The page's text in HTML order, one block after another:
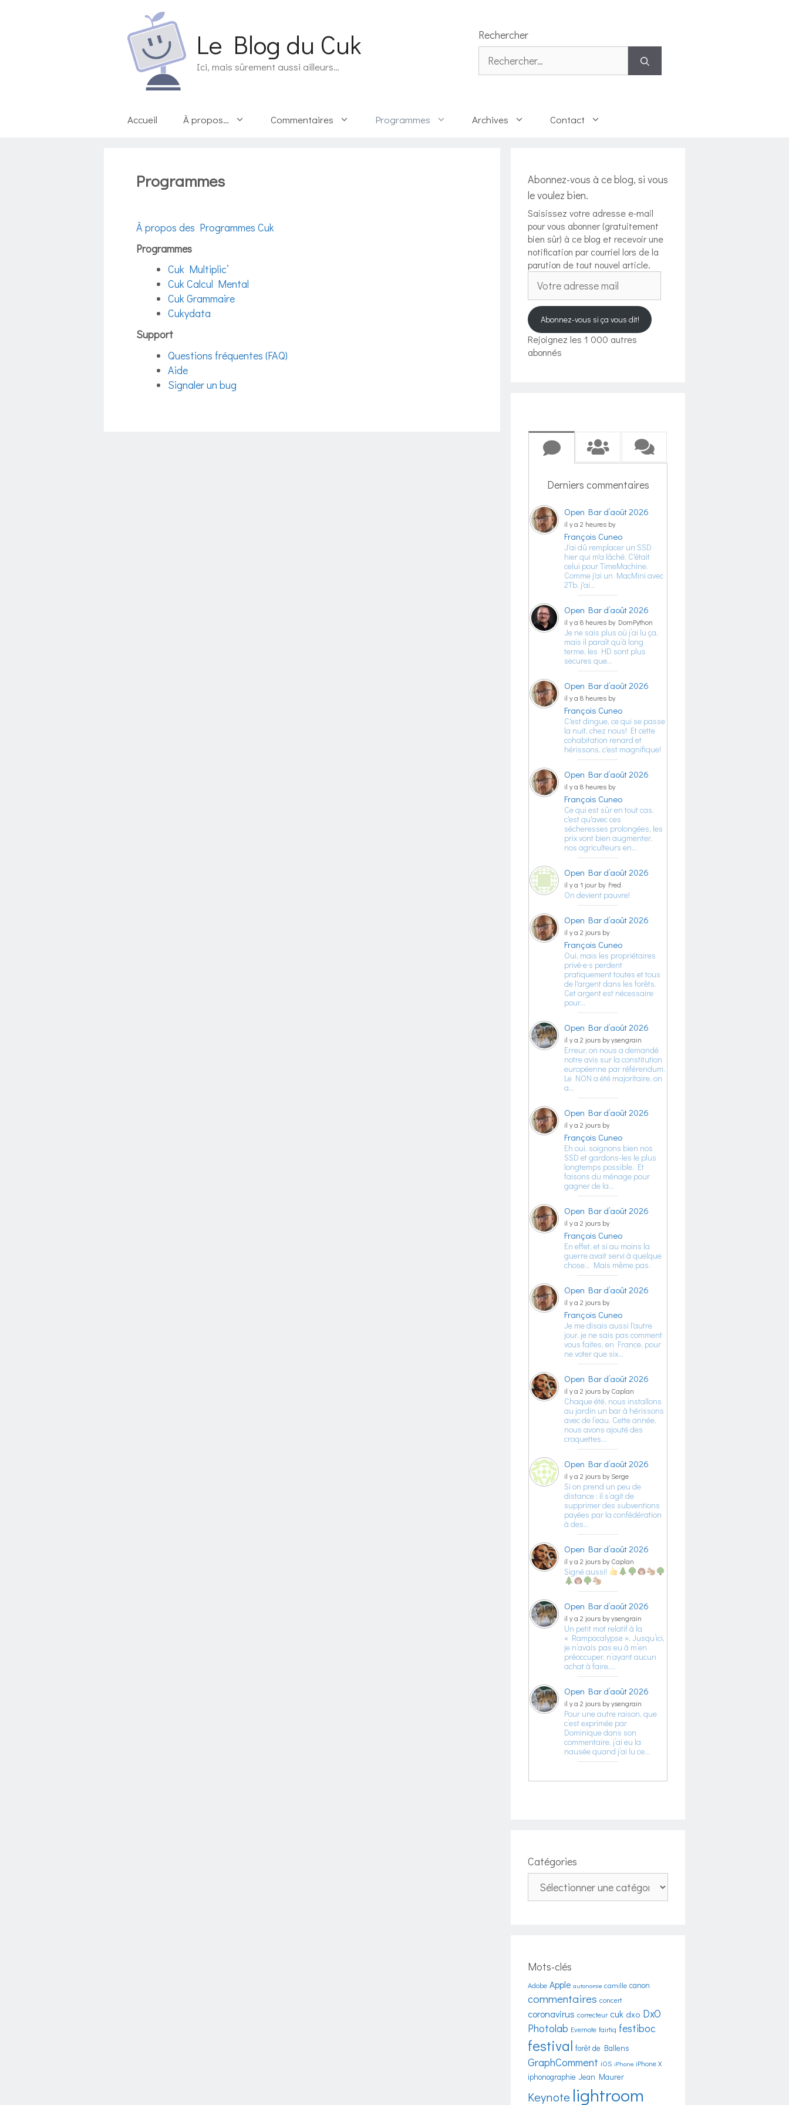
Le Blog du Cuk
Ici, mais sûrement aussi ailleurs…
Rechercher
Rechercher :
Accueil À propos… Commentaires Programmes Archives Contact
Programmes
À propos des Programmes Cuk
Programmes
Cuk Multiplic’
Cuk Calcul Mental
Cuk Grammaire
Cukydata
Support
Questions fréquentes (FAQ)
Aide
Signaler un bug
Abonnez-vous à ce blog, si vous
le voulez bien.
Saisissez votre adresse e-mail
pour vous abonner (gratuitement
bien sûr) à ce blog et recevoir une
notification par courriel lors de la
parution de tout nouvel article.
adresse
mail
Abonnez-vous si ça vous dit!
Rejoignez les 1 000 autres
abonnés
Derniers commentaires
Open Bar d’août 2026
il y a 2 heures by
François Cuneo
J'ai dû remplacer un SSD
hier qui m'a lâché. C'était
celui pour TimeMachine.
Comme j'ai un MacMini avec
2Tb, j'ai…
Open Bar d’août 2026
il y a 8 heures by DomPython
Je ne sais plus où j’ai lu ça,
mais il paraît qu’à long
terme, les HD sont plus
secures que…
Open Bar d’août 2026
il y a 8 heures by
François Cuneo
C'est dingue, ce qui se passe
la nuit, chez nous! Et cette
cohabitation renard et
hérissons, c'est magnifique!
Open Bar d’août 2026
il y a 8 heures by
François Cuneo
Ce qui est sûr en tout cas,
c'est qu'avec ces
sécheresses prolongées, les
prix vont bien augmenter,
nos agriculteurs en…
Open Bar d’août 2026
il y a 1 jour by Fred
On devient pauvre!
Open Bar d’août 2026
il y a 2 jours by
François Cuneo
Oui, mais les propriétaires
privé·e·s perdent
pratiquement toutes et tous
de l'argent dans les forêts.
Cet argent est nécessaire
pour…
Open Bar d’août 2026
il y a 2 jours by ysengrain
Erreur, on nous a demandé
notre avis sur la constitution
européenne par référendum.
Le NON a été majoritaire, on
a…
Open Bar d’août 2026
il y a 2 jours by
François Cuneo
Eh oui, soignons bien nos
SSD et gardons-les le plus
longtemps possible. Et
faisons du ménage pour
gagner de la…
Open Bar d’août 2026
il y a 2 jours by
François Cuneo
En effet, et si au moins la
guerre avait servi à quelque
chose… Mais même pas.
Open Bar d’août 2026
il y a 2 jours by
François Cuneo
Je me disais aussi l'autre
jour, je ne sais pas comment
vous faites, en France, pour
ne voter que six…
Open Bar d’août 2026
il y a 2 jours by Caplan
Chaque été, nous installons
au jardin un bar à hérissons
avec de l’eau. Cette année,
nous avons ajouté des
croquettes…
Open Bar d’août 2026
il y a 2 jours by Serge
Si on prend un peu de
distance : il s’agit de
supprimer des subventions
payées par la confédération
à des…
Open Bar d’août 2026
il y a 2 jours by Caplan
Signé aussi!
Open Bar d’août 2026
il y a 2 jours by ysengrain
Un petit mot relatif à la
« Rampocalypse ». Jusqu’ici,
je n’avais pas eu à m’en
préoccuper, n’ayant aucun
achat à faire,…
Open Bar d’août 2026
il y a 2 jours by ysengrain
Pour une autre raison, que
c’est exprimée par
Dominique dans son
commentaire, j’ai eu la
nausée quand j’ai lu ce…
Catégories
Mots-clés
Adobe Apple autonomie camille canon
commentaires concert
coronavirus correcteur cuk dxo DxO
Photolab Evernote fairtiq festiboc
festival forêt de Ballens
GraphComment iOS iPhone iPhone X
iphonographie Jean Maurer
Keynote lightroom